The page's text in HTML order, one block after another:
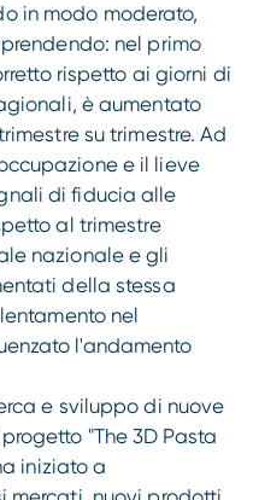
in modo moderato,
nel primo
rispetto ai giorni di
è aumentato
su trimestre. Ad
e il lieve
di fiducia alle
al trimestre
nazionale e gli
della stessa
nel
l'andamento
e sviluppo di nuove
"The 3D Pasta
iniziato a